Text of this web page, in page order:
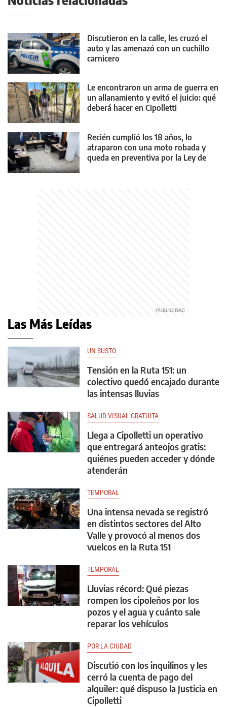
Discutieron en la calle, les cruzó el
auto y las amenazó con un cuchillo
carnicero
Le encontraron un arma de guerra en
un allanamiento y evitó el juicio: qué
deberá hacer en Cipolletti
Recién cumplió los 18 años, lo
atraparon con una moto robada y
queda en preventiva por la Ley de
Las Más Leídas
UN SUSTO
Tensión en la Ruta 151: un
colectivo quedó encajado durante
las intensas lluvias
SALUD VISUAL GRATUITA
Llega a Cipolletti un operativo
que entregará anteojos gratis:
quiénes pueden acceder y dónde
atenderán
TEMPORAL
Una intensa nevada se registró
en distintos sectores del Alto
Valle y provocó al menos dos
vuelcos en la Ruta 151
TEMPORAL
Lluvias récord: Qué piezas
rompen los cipoleños por los
pozos y el agua y cuánto sale
reparar los vehículos
POR LA CIUDAD
Discutió con los inquilinos y les
cerró la cuenta de pago del
alquiler: qué dispuso la Justicia en
Cipolletti